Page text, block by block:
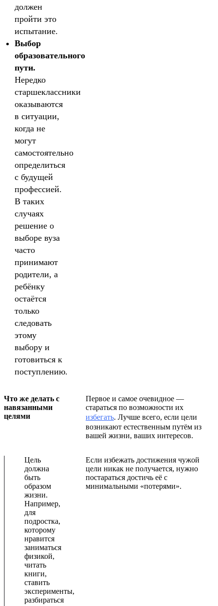
должен
пройти это
испытание.
Выбор
образовательного
пути.
Нередко
старшеклассники
оказываются
в ситуации,
когда не
могут
самостоятельно
определиться
с будущей
профессией.
В таких
случаях
решение о
выборе вуза
часто
принимают
родители, а
ребёнку
остаётся
только
следовать
этому
выбору и
готовиться к
поступлению.
Что же делать с
навязанными
целями
Первое и самое очевидное —
стараться по возможности их
избегать. Лучше всего, если цели
возникают естественным путём из
вашей жизни, ваших интересов.
Цель
должна
быть
образом
жизни.
Например,
для
подростка,
которому
нравится
заниматься
физикой,
читать
книги,
ставить
эксперименты,
разбираться
Если избежать достижения чужой
цели никак не получается, нужно
постараться достичь её с
минимальными «потерями».